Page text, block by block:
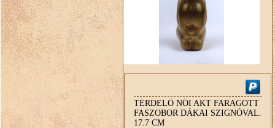
TÉRDELŐ NŐI AKT FARAGOTT
FASZOBOR DÁKAI SZIGNÓVAL.
17.7 CM